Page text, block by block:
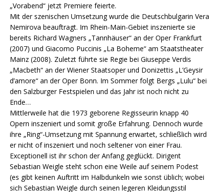
„Vorabend“ jetzt Premiere feierte.
Mit der szenischen Umsetzung wurde die Deutschbulgarin Vera
Nemirova beauftragt. Im Rhein-Main-Gebiet inszenierte sie
bereits Richard Wagners „Tannhäuser“ an der Oper Frankfurt
(2007) und Giacomo Puccinis „La Boheme“ am Staatstheater
Mainz (2008). Zuletzt führte sie Regie bei Giuseppe Verdis
„Macbeth“ an der Wiener Staatsoper und Donizettis „L’Geysir
d’amore“ an der Oper Bonn. Im Sommer folgt Bergs „Lulu“ bei
den Salzburger Festspielen und das Jahr ist noch nicht zu
Ende…
Mittlerweile hat die 1973 geborene Regisseurin knapp 40
Opern inszeniert und somit große Erfahrung. Dennoch wurde
ihre „Ring“-Umsetzung mit Spannung erwartet, schließlich wird
er nicht of inszeniert und noch seltener von einer Frau.
Exceptionell ist ihr schon der Anfang geglückt. Dirigent
Sebastian Weigle steht schon eine Weile auf seinem Podest
(es gibt keinen Auftritt im Halbdunkeln wie sonst üblich; wobei
sich Sebastian Weigle durch seinen legeren Kleidungsstil